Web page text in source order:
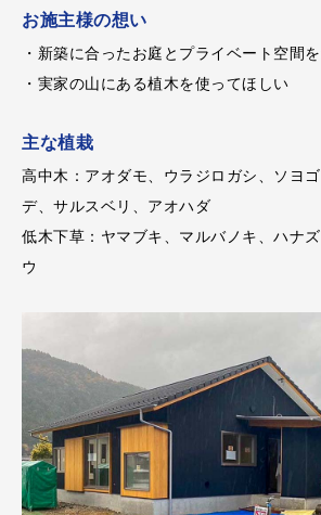
お施主様の想い
・新築に合ったお庭とプライベート空間
・実家の山にある植木を使ってほしい
主な植栽
高中木：アオダモ、ウラジロガシ、ソヨ
デ、サルスベリ、アオハダ
低木下草：ヤマブキ、マルバノキ、ハナ
ウ